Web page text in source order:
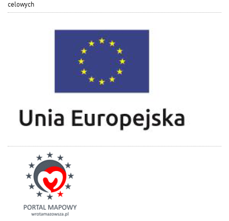
celowych